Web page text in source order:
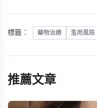
標籤： 藥物治療 濫用風險
推薦文章